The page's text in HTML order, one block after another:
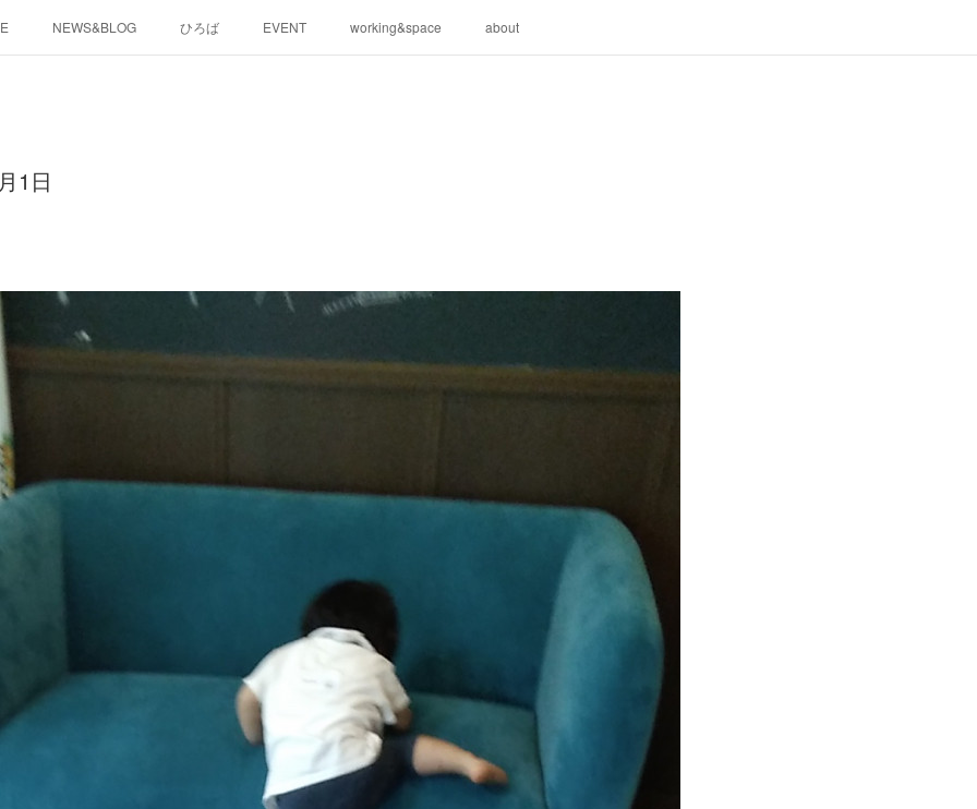
NEWS&BLOG ひろば EVENT working&space about
1日